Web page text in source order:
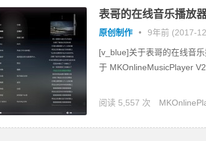
表哥的在线音乐播放
原创制作 • 9年前 (2017-
[v_blue]关于表哥的在线音
于 MKOnlineMusicPlayer
阅读 5,557 次